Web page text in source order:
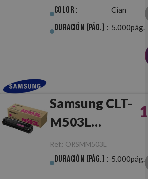
Color : Cian
Duración (pág.) : 5.000pág.
Samsung CLT-
M503L
Magenta
Original
Ref.: ORSMM503L
Duración (pág.) : 5.000pág.